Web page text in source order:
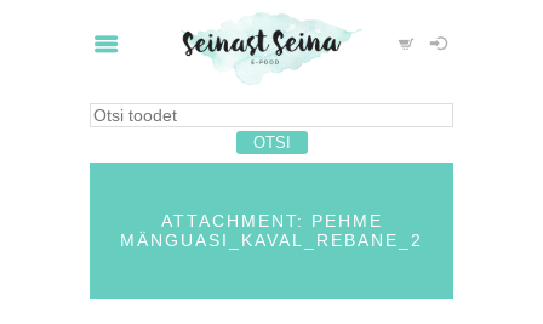
ATTACHMENT: PEHME
MÄNGUASI_KAVAL_REBANE_2